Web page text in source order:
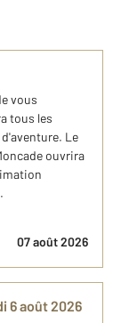
vous
tous les
Le
ouvrira
07 août 2026
6 août 2026